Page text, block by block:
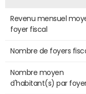
Revenu mensuel
foyer fiscal
Nombre de foyers
Nombre moyen
d'habitant(s) par